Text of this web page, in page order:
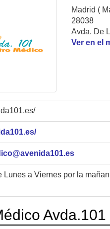
Madrid (
28038
Avda. De
Ver en el
Lunes a Viernes por la
Avda.101